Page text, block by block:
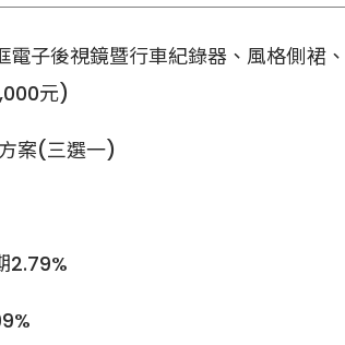
子後視鏡暨行車紀錄器、風格側裙
元)
案(三選一)
2.79%